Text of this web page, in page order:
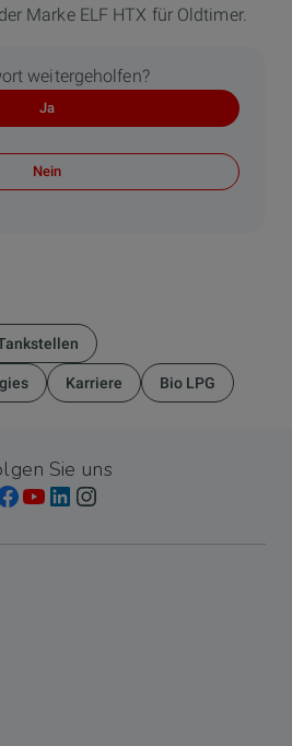
Marke ELF HTX für Oldtimer.
weitergeholfen?
Ja
Nein
Karriere Bio LPG
Sie uns